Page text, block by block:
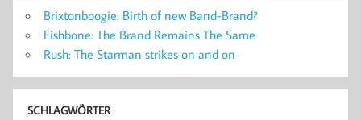
Brixtonboogie: Birth of new Band-Brand?
Fishbone: The Brand Remains The Same
Rush: The Starman strikes on and on
SCHLAGWÖRTER